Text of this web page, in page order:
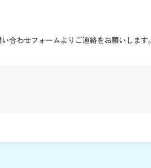
合わせフォームよりご連絡をお願いします。